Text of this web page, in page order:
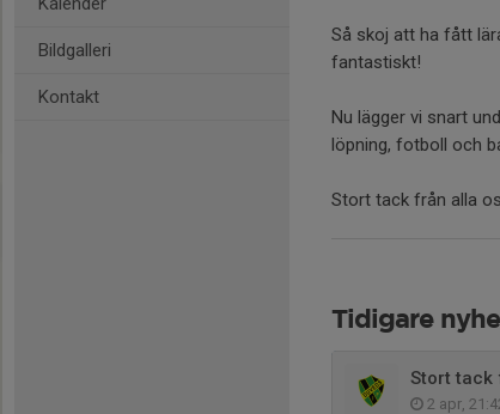
Bildgalleri
Kontakt
Så skoj att ha fått
fantastiskt!
Nu lägger vi snart
löpning, fotboll och
Stort tack från alla
Tidigare
Stort tack
2 apr,